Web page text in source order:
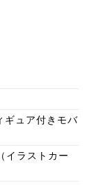
ギュア付きモバ
イラストカー